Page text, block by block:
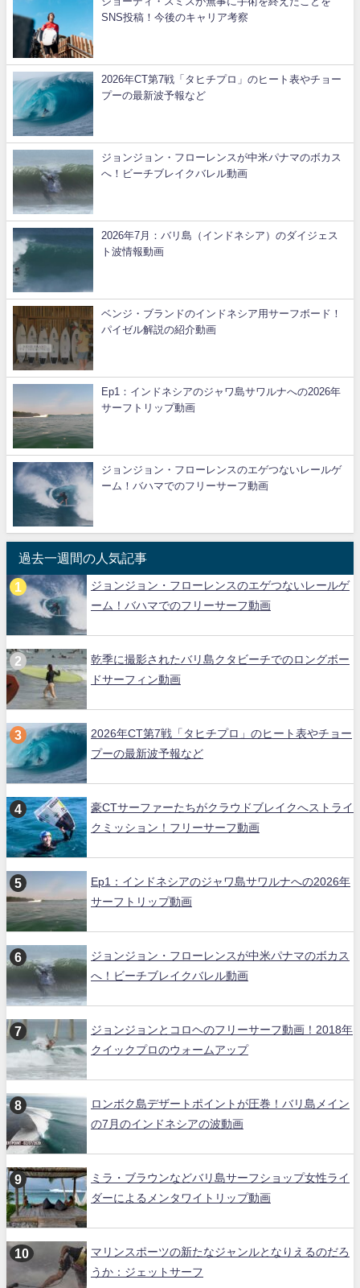
SNS投稿！今後のキャリア考察
2026年CT第7戦「タヒチプロ」のヒート表やチョー
プーの最新波予報など
ジョンジョン・フローレンスが中米パナマのボカス
へ！ビーチブレイクバレル動画
2026年7月：バリ島（インドネシア）のダイジェス
ト波情報動画
ベンジ・ブランドのインドネシア用サーフボード！
パイゼル解説の紹介動画
Ep1：インドネシアのジャワ島サワルナへの2026年
サーフトリップ動画
ジョンジョン・フローレンスのエゲつないレールゲ
ーム！バハマでのフリーサーフ動画
過去一週間の人気記事
ジョンジョン・フローレンスのエゲつないレールゲ
ーム！バハマでのフリーサーフ動画
乾季に撮影されたバリ島クタビーチでのロングボー
ドサーフィン動画
2026年CT第7戦「タヒチプロ」のヒート表やチョー
プーの最新波予報など
豪CTサーファーたちがクラウドブレイクへストライ
クミッション！フリーサーフ動画
Ep1：インドネシアのジャワ島サワルナへの2026年
サーフトリップ動画
ジョンジョン・フローレンスが中米パナマのボカス
へ！ビーチブレイクバレル動画
ジョンジョンとコロヘのフリーサーフ動画！2018年
クイックプロのウォームアップ
ロンボク島デザートポイントが圧巻！バリ島メイン
の7月のインドネシアの波動画
ミラ・ブラウンなどバリ島サーフショップ女性ライ
ダーによるメンタワイトリップ動画
マリンスポーツの新たなジャンルとなりえるのだろ
うか：ジェットサーフ